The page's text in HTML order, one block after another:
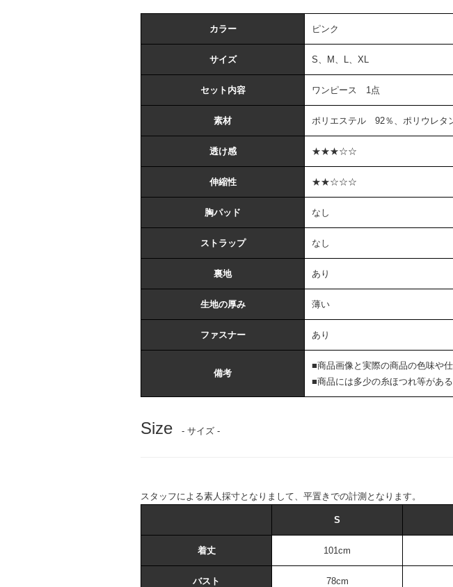
カラー ピンク
サイズ S、M、L、XL
セット内容 ワンピース 1点
素材 ポリエステル 92％、ポリウレタ
透け感 ★★★☆☆
伸縮性 ★★☆☆☆
胸パッド なし
ストラップ なし
裏地 あり
生地の厚み 薄い
ファスナー あり
備考
■商品画像と実際の商品の色味や
■商品には多少の糸ほつれ等があ
Size- サイズ -
スタッフによる素人採寸となりまして、平置きでの計測となります。
S
着丈 101cm
バスト 78cm